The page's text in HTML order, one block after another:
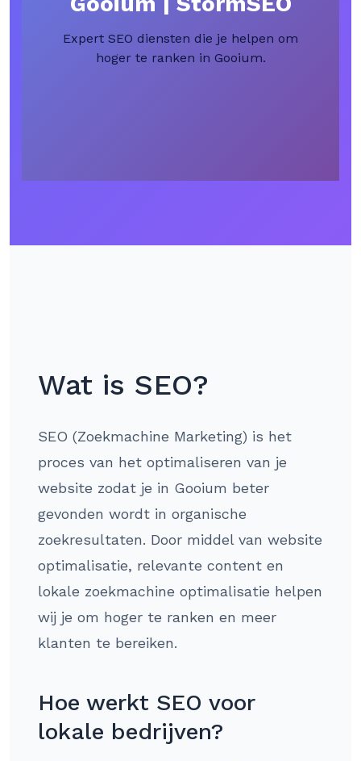
Expert SEO diensten die je helpen om
hoger te ranken in Gooium.
Wat is SEO?
SEO (Zoekmachine Marketing) is het
proces van het optimaliseren van je
website zodat je in Gooium beter
gevonden wordt in organische
zoekresultaten. Door middel van website
optimalisatie, relevante content en
lokale zoekmachine optimalisatie helpen
wij je om hoger te ranken en meer
klanten te bereiken.
Hoe werkt SEO voor
lokale bedrijven?